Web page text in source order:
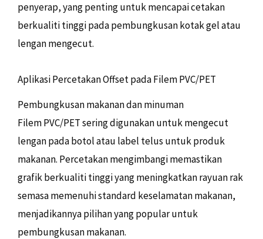
penyerap, yang penting untuk mencapai cetakan
berkualiti tinggi pada pembungkusan kotak gel atau
lengan mengecut.
Aplikasi Percetakan Offset pada Filem PVC/PET
Pembungkusan makanan dan minuman
Filem PVC/PET sering digunakan untuk mengecut
lengan pada botol atau label telus untuk produk
makanan. Percetakan mengimbangi memastikan
grafik berkualiti tinggi yang meningkatkan rayuan rak
semasa memenuhi standard keselamatan makanan,
menjadikannya pilihan yang popular untuk
pembungkusan makanan.